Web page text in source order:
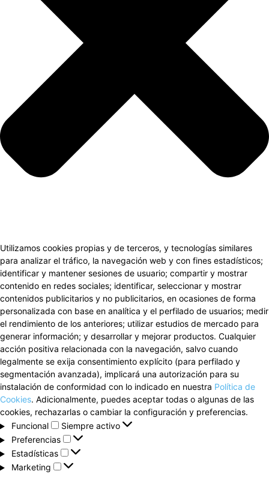
Utilizamos cookies propias y de terceros, y tecnologías similares
para analizar el tráfico, la navegación web y con fines estadísticos;
identificar y mantener sesiones de usuario; compartir y mostrar
contenido en redes sociales; identificar, seleccionar y mostrar
contenidos publicitarios y no publicitarios, en ocasiones de forma
personalizada con base en analítica y el perfilado de usuarios; medir
el rendimiento de los anteriores; utilizar estudios de mercado para
generar información; y desarrollar y mejorar productos. Cualquier
acción positiva relacionada con la navegación, salvo cuando
legalmente se exija consentimiento explícito (para perfilado y
segmentación avanzada), implicará una autorización para su
instalación de conformidad con lo indicado en nuestra Política de
Cookies. Adicionalmente, puedes aceptar todas o algunas de las
cookies, rechazarlas o cambiar la configuración y preferencias.
Funcional
Funcional
Siempre activo
Preferencias
Preferencias
Estadísticas
Estadísticas
Marketing
Marketing